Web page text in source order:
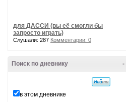
для ДАССИ (вы её смогли бы
запросто играть)
Слушали: 287 Комментарии: 0
-
Поиск по дневнику
в этом дневнике